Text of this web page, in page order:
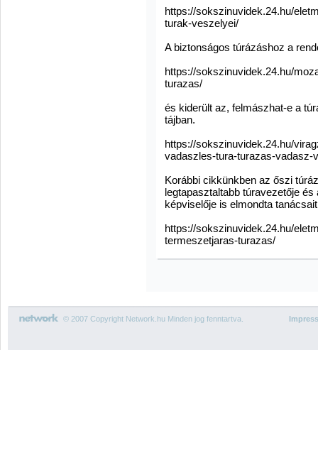
https://sokszinuvidek.24.hu/
turak-veszelyei/
A biztonságos túrázáshoz a
https://sokszinuvidek.24.hu/
turazas/
és kiderült az, felmászhat-e a
tájban.
https://sokszinuvidek.24.hu/
vadaszles-tura-turazas-vadasz-
Korábbi cikkünkben az őszi
legtapasztaltabb túravezetője
képviselője is elmondta
https://sokszinuvidek.24.hu/
termeszetjaras-turazas/
© 2007 Copyright Network.hu Minden jog fenntartva.